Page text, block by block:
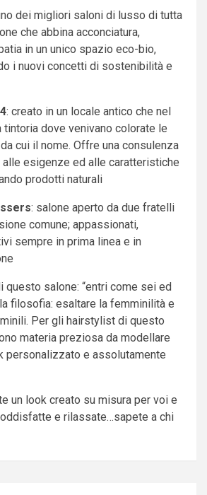
dei migliori saloni di lusso di tutta
che abbina acconciatura,
in un unico spazio eco-bio,
i nuovi concetti di sostenibilità e
: creato in un locale antico che nel
tintoria dove venivano colorate le
cui il nome. Offre una consulenza
alle esigenze ed alle caratteristiche
prodotti naturali
: salone aperto da due fratelli
comune; appassionati,
sempre in prima linea e in
questo salone: “entri come sei ed
filosofia: esaltare la femminilità e
Per gli hairstylist di questo
materia preziosa da modellare
personalizzato e assolutamente
un look creato su misura per voi e
e rilassate…sapete a chi